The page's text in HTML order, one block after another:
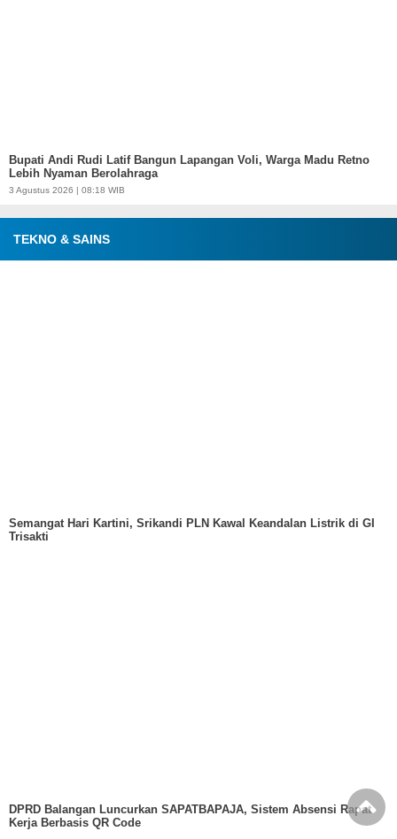
Bupati Andi Rudi Latif Bangun Lapangan Voli, Warga Madu Retno
Lebih Nyaman Berolahraga
3 Agustus 2026 | 08:18 WIB
TEKNO & SAINS
Semangat Hari Kartini, Srikandi PLN Kawal Keandalan Listrik di GI
Trisakti
DPRD Balangan Luncurkan SAPATBAPAJA, Sistem Absensi Rapat
Kerja Berbasis QR Code